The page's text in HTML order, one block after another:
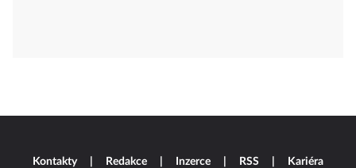
Kontakty Redakce Inzerce RSS Kariéra